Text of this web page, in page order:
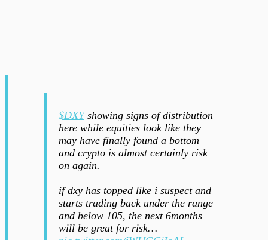
$DXYshowing signs of distribution
here while equities look like they
may have finally found a bottom
and crypto is almost certainly risk
on again.
if dxy has topped like i suspect and
starts trading back under the range
and below 105, the next 6months
will be great for risk…